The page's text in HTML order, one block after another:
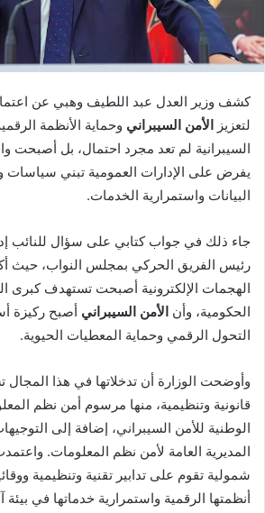
كشف وزير العدل عبد اللطيف وهبي عن
لتعزيز الأمن السيبراني وحماية الأنظمة
السيبرانية لم تعد مجرد احتمال، بل أصبحت
يفرض على الإدارات العمومية تبني سياسات
البيانات واستمرارية الخدمات.
جاء ذلك في جواب كتابي على سؤال للنائب
رئيس الفريق الحركي بمجلس النواب، حيث
الهجمات الإلكترونية أصبحت تستهدف كبرى
الحكومية، وأن الأمن السيبراني أصبح ركيزة
التحول الرقمي وحماية المعطيات الحيوية.
وأوضحت الوزارة أن تدخلاتها في هذا المجال
قانونية وتنظيمية، منها مرسوم أمن نظم
الوطنية للأمن السيبراني، إضافة إلى
المديرية العامة لأمن نظم المعلومات.
شمولية تقوم على تدابير تقنية وتنظيمية
أنظمتها الرقمية واستمرارية خدماتها في بيئة